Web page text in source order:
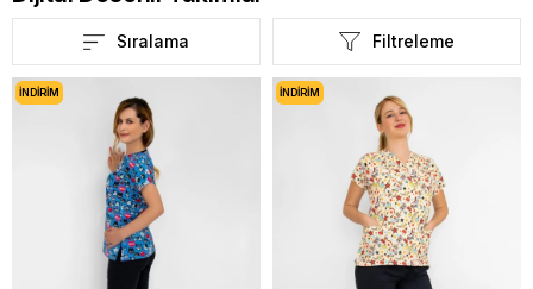
Filtreleme
Sıralama
İNDIRIM İNDIRIM